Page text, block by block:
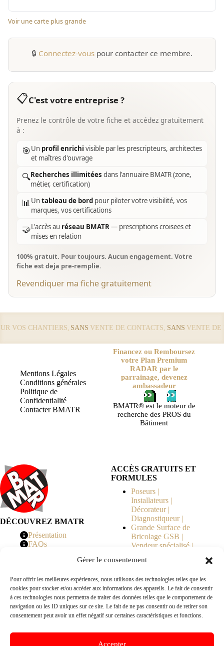
Gérer le consentement
Pour offrir les meilleures expériences, nous utilisons des technologies telles que les
cookies pour stocker et/ou accéder aux informations des appareils. Le fait de consentir
à ces technologies nous permettra de traiter des données telles que le comportement de
navigation ou les ID uniques sur ce site. Le fait de ne pas consentir ou de retirer son
consentement peut avoir un effet négatif sur certaines caractéristiques et fonctions.
Accepter
Voir une carte plus grande
🔒 Connectez-vous pour contacter ce membre.
📋C'est votre entreprise ?
Prenez le contrôle de votre fiche et accédez gratuitement
à :
🎯Un profil enrichi visible par les prescripteurs, architectes
et maîtres d'ouvrage
🔍Recherches illimitées dans l'annuaire BMATR (zone,
métier, certification)
📊Untableau de bord pour piloter votre visibilité, vos
marques, vos certifications
🤝L'accès au réseau BMATR— prescriptions croisees et
mises en relation
100% gratuit. Pour toujours. Aucun engagement. Votre
fiche est deja pre-remplie.
Revendiquer ma fiche gratuitement
VOS CHANTIERS, SANSVENTE DE CONTACTS,SANSVENTE DE
Mentions Légales
Conditions générales
Politique de
Confidentialité
Contacter BMATR
Financez ou Remboursez
votre Plan Premium
RADAR par le
parrainage, devenez
ambassadeur
BMATR® est le moteur de
recherche des PROS du
Bâtiment
DÉCOUVREZ BMATR
Présentation
FAQs
ACCÈS GRATUITS ET
FORMULES
Poseurs |
Installateurs |
Décorateur |
Diagnostiqueur |
Grande Surface de
Bricolage GSB |
Vendeur spécialisé |
Copropriété | MOE |
en Travaux |
Fabricants | Marque |
© 2026 BMATR® — Tous droits réservés.